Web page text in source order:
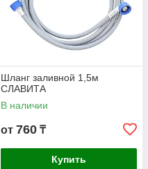
Шланг заливной 1,5м
СЛАВИТА
В наличии
от 760 ₸
Купить